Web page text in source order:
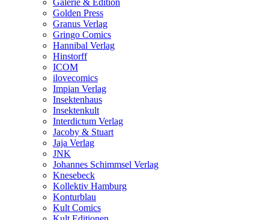
Galerie & Edition
Golden Press
Granus Verlag
Gringo Comics
Hannibal Verlag
Hinstorff
ICOM
ilovecomics
Impian Verlag
Insektenhaus
Insektenkult
Interdictum Verlag
Jacoby & Stuart
Jaja Verlag
JNK
Johannes Schimmsel Verlag
Knesebeck
Kollektiv Hamburg
Konturblau
Kult Comics